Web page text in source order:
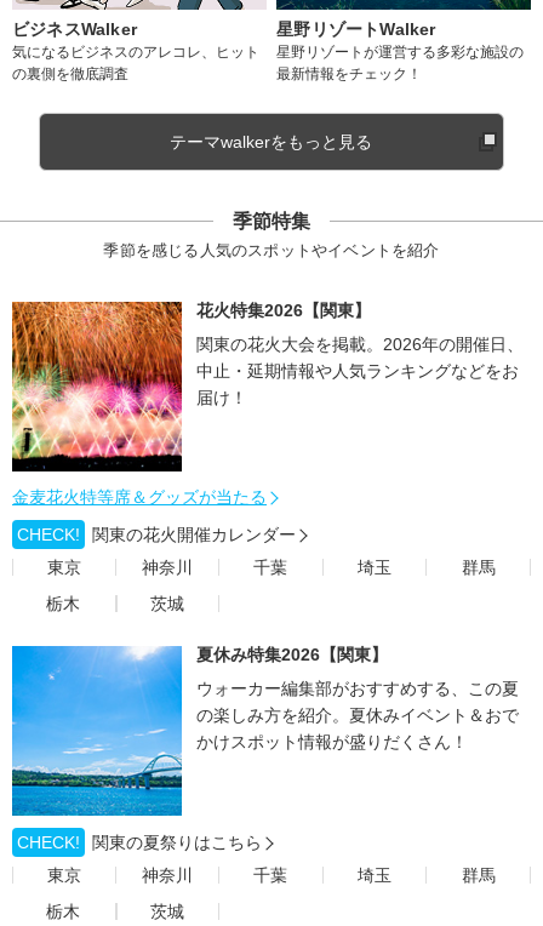
ビジネスWalker
気になるビジネスのアレコレ、ヒット
の裏側を徹底調査
星野リゾートWalker
星野リゾートが運営する多彩な施設の
最新情報をチェック！
テーマwalkerをもっと見る
季節特集
季節を感じる人気のスポットやイベントを紹介
花火特集2026【関東】
関東の花火大会を掲載。2026年の開催日、
中止・延期情報や人気ランキングなどをお
届け！
金麦花火特等席＆グッズが当たる
CHECK!
関東の花火開催カレンダー
東京
神奈川 千葉 埼玉
群馬
栃木
茨城
夏休み特集2026【関東】
ウォーカー編集部がおすすめする、この夏
の楽しみ方を紹介。夏休みイベント＆おで
かけスポット情報が盛りだくさん！
CHECK!
関東の夏祭りはこちら
東京
神奈川 千葉 埼玉
群馬
栃木
茨城